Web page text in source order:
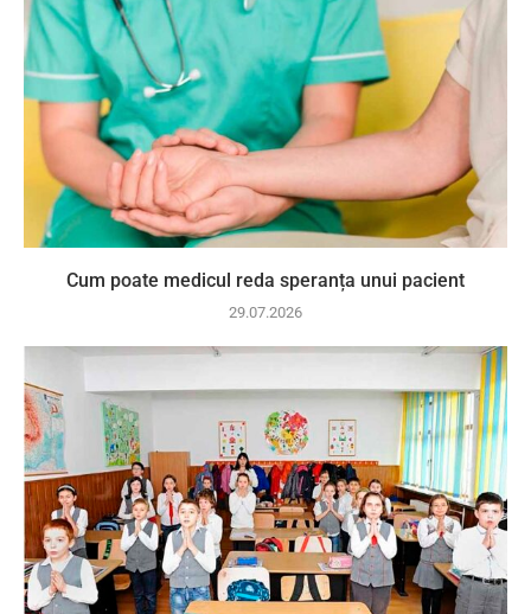
Cum poate medicul reda speranța unui pacient
29.07.2026